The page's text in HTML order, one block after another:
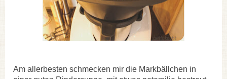
Am allerbesten schmecken mir die Markbällchen in